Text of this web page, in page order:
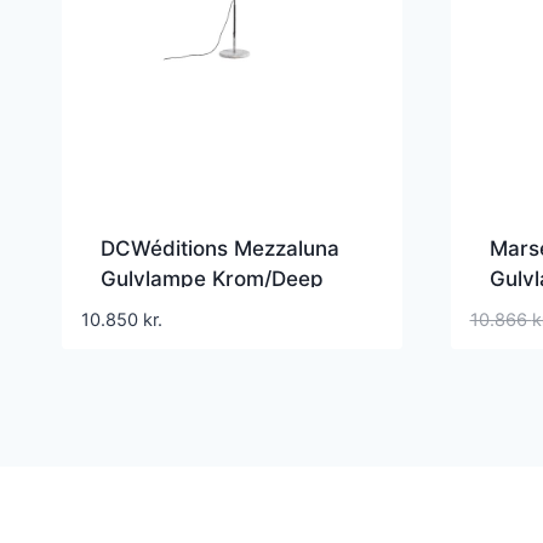
DCWéditions Mezzaluna
Gulvlampe Krom/Deep
Blue
10.850 kr. 10.866